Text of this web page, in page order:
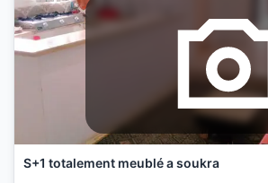
S+1 totalement meublé a soukra